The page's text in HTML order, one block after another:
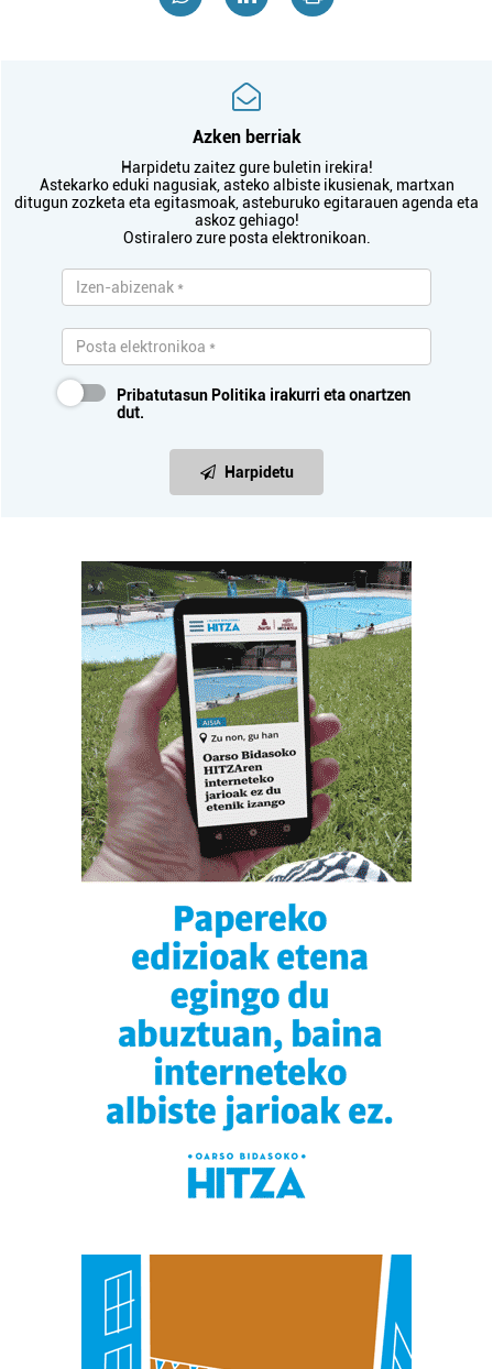
Azken berriak
Harpidetu zaitez gure buletin irekira!
Astekarko eduki nagusiak, asteko albiste ikusienak, martxan
ditugun zozketa eta egitasmoak, asteburuko egitarauen agenda eta
askoz gehiago!
Ostiralero zure posta elektronikoan.
Pribatutasun Politika irakurri eta onartzen
dut.
Harpidetu